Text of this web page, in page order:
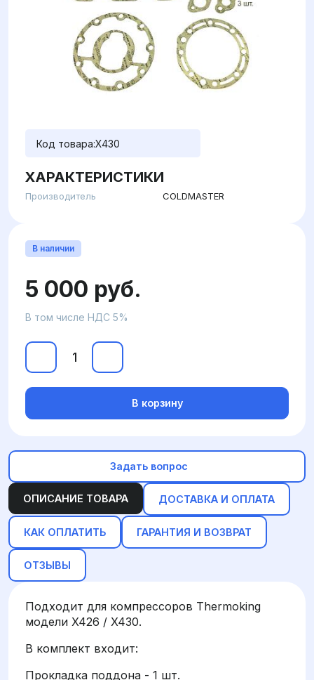
Код товара:X430
ХАРАКТЕРИСТИКИ
Производитель COLDMASTER
ОПИСАНИЕ ТОВАРА ДОСТАВКА И ОПЛАТА
КАК ОПЛАТИТЬ ГАРАНТИЯ И ВОЗВРАТ
ОТЗЫВЫ
Подходит для компрессоров Thermoking
модели X426 / X430.
В комплект входит:
Прокладка поддона - 1 шт.
В наличии
5 000 руб.
В том числе НДС 5%
В корзину
Задать вопрос